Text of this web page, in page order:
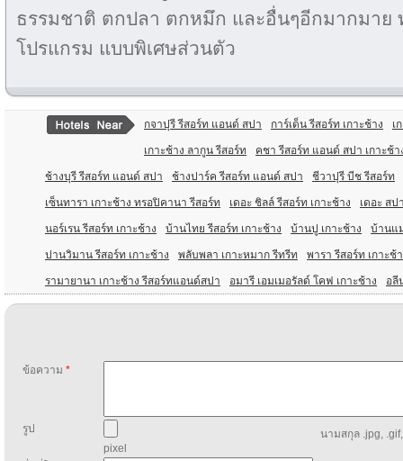
ธรรมชาติ ตกปลา ตกหมึก และอื่นๆอีกมากมาย
โปรแกรม แบบพิเศษส่วนตัว
กจาปุรี รีสอร์ท แอนด์ สปา การ์เด็น รีสอร์ท เกาะช้าง เ
เกาะช้าง ลากูน รีสอร์ท คชา รีสอร์ท แอนด์ สปา เกาะช้า
ช้างบุรี รีสอร์ท แอนด์ สปา ช้างปาร์ค รีสอร์ท แอนด์ สปา ชีวาปุรี บีช รีสอร์ท
เซ็นทารา เกาะช้าง ทรอปิคานา รีสอร์ท เดอะ ชิลล์ รีสอร์ท เกาะช้าง เดอะ สป
นอร์เรน รีสอร์ท เกาะช้าง บ้านไทย รีสอร์ท เกาะช้าง บ้านปู เกาะช้าง บ้านแ
ปานวิมาน รีสอร์ท เกาะช้าง พลับพลา เกาะหมาก รีทรีท พารา รีสอร์ท เกาะช้
รามายานา เกาะช้าง รีสอร์ทแอนด์สปา อมารี เอมเมอรัลด์ โคฟ เกาะช้าง อลี
ข้อความ *
รูป
นามสกุล .jpg,
pixel